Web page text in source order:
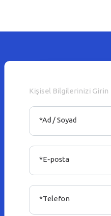
Kişisel Bilgilerinizi Girin
*Ad / Soyad
*E-posta
*Telefon